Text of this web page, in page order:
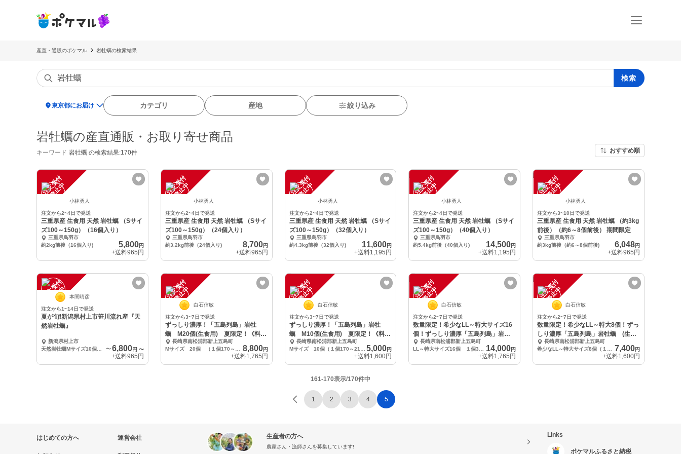
産直・通販のポケマル 岩牡蠣の検索結果
検索
location_on東京都にお届け カテゴリ 産地 絞り込み
岩牡蠣の産直通販・お取り寄せ商品
キーワード 岩牡蠣 の検索結果:170件 おすすめ順
注
文
受
付
停
止
中
小林勇人
注文から2~4日で発送
三重県産 生食用 天然 岩牡蠣 （Sサイ
ズ100～150g）（16個入り）
三重県鳥羽市
約2kg前後（16個入り)
5,800円
+送料965円
注
文
受
付
停
止
中
小林勇人
注文から2~4日で発送
三重県産 生食用 天然 岩牡蠣 （Sサイ
ズ100～150g）（24個入り）
三重県鳥羽市
約3.2kg前後（24個入り)
8,700円
+送料965円
注
文
受
付
停
止
中
小林勇人
注文から2~4日で発送
三重県産 生食用 天然 岩牡蠣 （Sサイ
ズ100～150g）（32個入り）
三重県鳥羽市
約4.3kg前後（32個入り)
11,600円
+送料1,195円
注
文
受
付
停
止
中
小林勇人
注文から2~4日で発送
三重県産 生食用 天然 岩牡蠣 （Sサイ
ズ100～150g）（40個入り）
三重県鳥羽市
約5.4kg前後（40個入り)
14,500円
+送料1,195円
注
文
受
付
停
止
中
小林勇人
注文から3~10日で発送
三重県産 生食用 天然 岩牡蠣 （約3kg
前後）（約6～8個前後） 期間限定
三重県鳥羽市
約3kg前後（約6～8個前後)
6,048円
+送料965円
注
文
受
付
停
止
中 本間晴彦
注文から1~14日で発送
夏が旬❗️新潟県村上市笹川流れ産『天
然岩牡蠣』
新潟県村上市
〜 6,800円 〜
+送料965円
注
文
受
付
停
止
中
白石信敏
注文から3~7日で発送
ずっしり濃厚！「五島列島」岩牡
蠣 M20個(生食用) 夏限定！《料亭
の味》
長崎県南松浦郡新上五島町
8,800円
+送料1,765円
注
文
受
付
停
止
中
白石信敏
注文から3~7日で発送
ずっしり濃厚！「五島列島」岩牡
蠣 M10個(生食用) 夏限定！《料亭
の味》
長崎県南松浦郡新上五島町
5,000円
+送料1,600円
注
文
受
付
停
止
中
白石信敏
注文から2~7日で発送
数量限定！希少なLL～特大サイズ16
個！ずっしり濃厚「五島列島」岩牡
蠣(生食用)
長崎県南松浦郡新上五島町
14,000円
+送料1,765円
注
文
受
付
停
止
中
白石信敏
注文から2~7日で発送
数量限定！希少なLL～特大8個！ずっ
しり濃厚「五島列島」岩牡蠣 (生食
用)長崎県南松浦郡新上五島町
7,400円
+送料1,600円
161-170表示/170件中
1 2 3 4 5
はじめての方へ 運営会社 生産者の方へ
農家さん・漁師さんを募集しています!
Links
ポケマルふるさと納税